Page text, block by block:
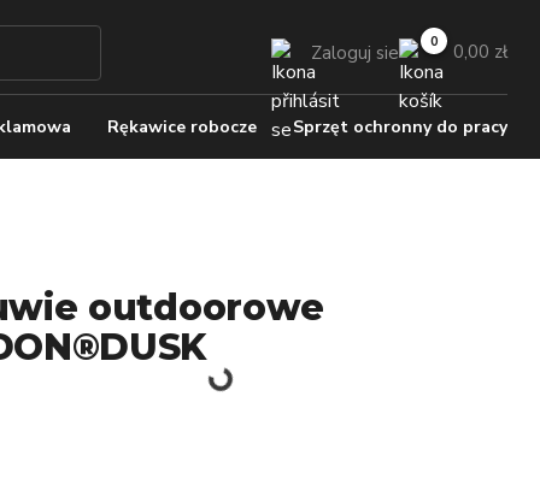
Zaloguj sie 0,00 zł
Rękawice robocze Sprzęt ochronny do pracy
outdoorowe